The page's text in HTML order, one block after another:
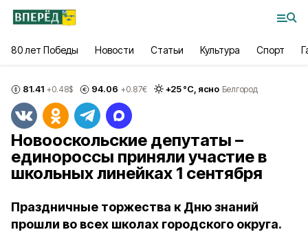
80 лет Победы Новости Статьи Культура Спорт
81.41 +0.48$ 94.06 +0.87€ +25°С, ясно Белгород
Новооскольские депутаты –
единороссы приняли участие в
школьных линейках 1 сентября
Праздничные торжества к Дню знаний
прошли во всех школах городского округа.